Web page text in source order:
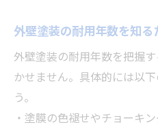
外壁塗装の耐用年
外壁塗装の減価償
船橋市の気候に適した
響
外壁塗装の耐用年数を知
外壁塗装の耐用年数を把握
かせません。具体的には以
う。
・塗膜の色褪せやチョーキ